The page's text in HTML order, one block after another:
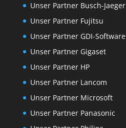
Unser Partner Busch-Jaeger
Unser Partner Fujitsu
Unser Partner GDI-Software
Unser Partner Gigaset
Unser Partner HP
Unser Partner Lancom
Unser Partner Microsoft
Unser Partner Panasonic